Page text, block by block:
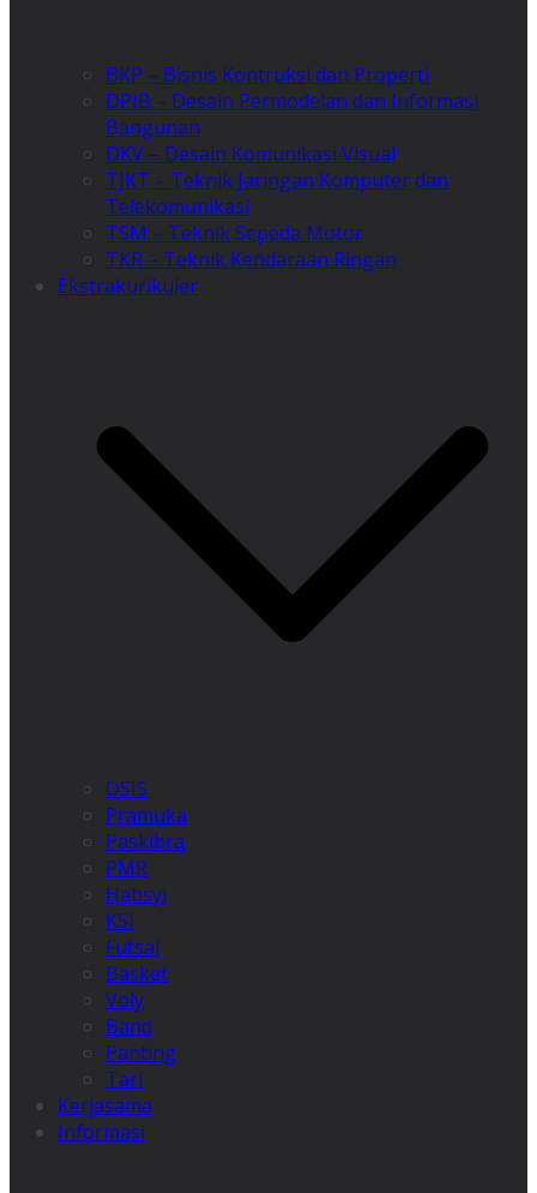
BKP – Bisnis Kontruksi dan Properti
DPIB – Desain Permodelan dan Informasi
Bangunan
DKV – Desain Komunikasi Visual
TJKT – Teknik Jaringan Komputer dan
Telekomunikasi
TSM – Teknik Sepeda Motor
TKR – Teknik Kendaraan Ringan
Ekstrakurikuler
OSIS
Pramuka
Paskibra
PMR
Habsyi
KSI
Futsal
Basket
Voly
Band
Panting
Tari
Kerjasama
Informasi